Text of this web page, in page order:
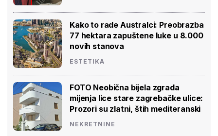
Kako to rade Australci: Preobrazba
77 hektara zapuštene luke u 8.000
novih stanova
ESTETIKA
FOTO Neobična bijela zgrada
mijenja lice stare zagrebačke ulice:
Prozori su zlatni, štih mediteranski
NEKRETNINE